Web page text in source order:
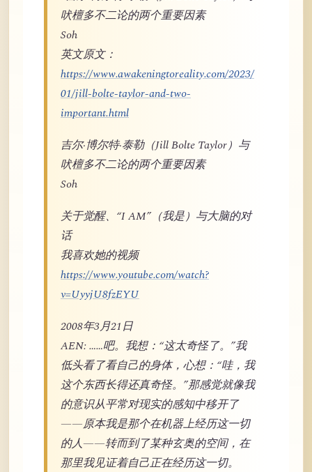
吠檀多不二论的两个重要因素
Soh
英文原文：
https://www.awakeningtoreality.com/2023/
01/jill-bolte-taylor-and-two-
important.html
吉尔·博尔特·泰勒（Jill Bolte Taylor）与
吠檀多不二论的两个重要因素
Soh
关于觉醒、“I AM”（我是）与大脑的对
话
我喜欢她的视频
https://www.youtube.com/watch?
v=UyyjU8fzEYU
2008年3月21日
AEN: ……吧。我想：“这太奇怪了。”我
低头看了看自己的身体，心想：“哇，我
这个东西长得还真奇怪。”那感觉就像我
的意识从平常对现实的感知中移开了
——原本我是那个在机器上经历这一切
的人——转而到了某种玄奥的空间，在
那里我见证着自己正在经历这一切。